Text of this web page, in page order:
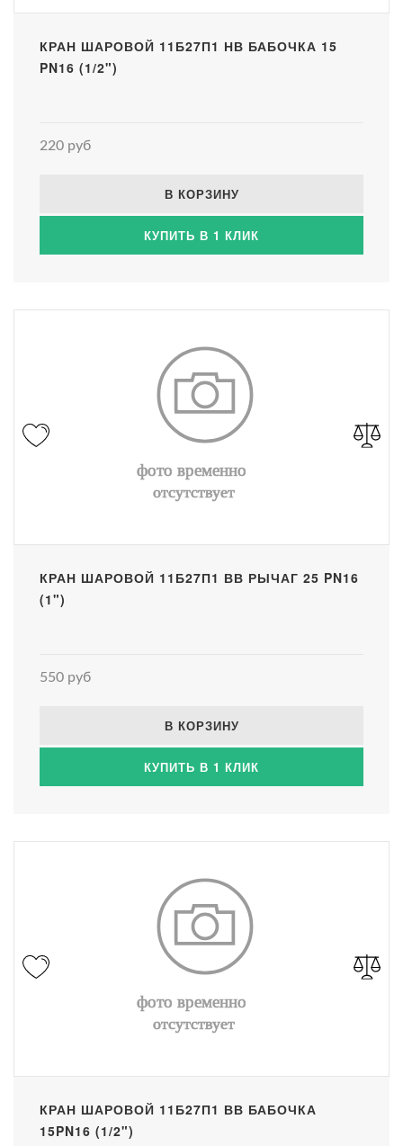
КРАН ШАРОВОЙ 11Б27П1 НВ БАБОЧКА 15
PN16 (1/2")
220 руб
В КОРЗИНУ
КУПИТЬ В 1 КЛИК
КРАН ШАРОВОЙ 11Б27П1 ВВ РЫЧАГ 25 PN16
(1")
550 руб
В КОРЗИНУ
КУПИТЬ В 1 КЛИК
КРАН ШАРОВОЙ 11Б27П1 ВВ БАБОЧКА
15PN16 (1/2")